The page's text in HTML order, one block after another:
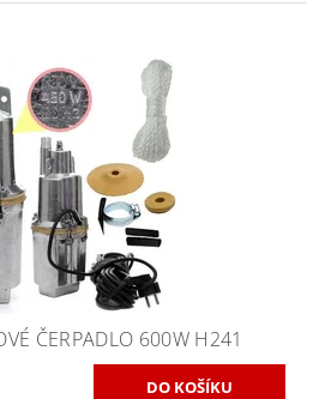
ČERPADLO 600W H241